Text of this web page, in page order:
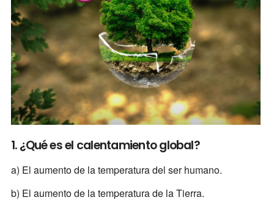
1. ¿Qué es el calentamiento global?
a) El aumento de la temperatura del ser humano.
b) El aumento de la temperatura de la Tierra.